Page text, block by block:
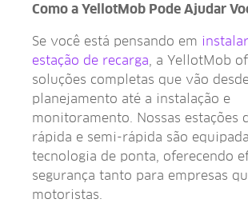
Como a YellotMob Pode Ajudar
Se você está pensando em
estação de recarga, a YellotMob
soluções completas que vão
planejamento até a instalação e
monitoramento. Nossas estações
rápida e semi-rápida são
tecnologia de ponta, oferecendo
segurança tanto para empresas
motoristas.